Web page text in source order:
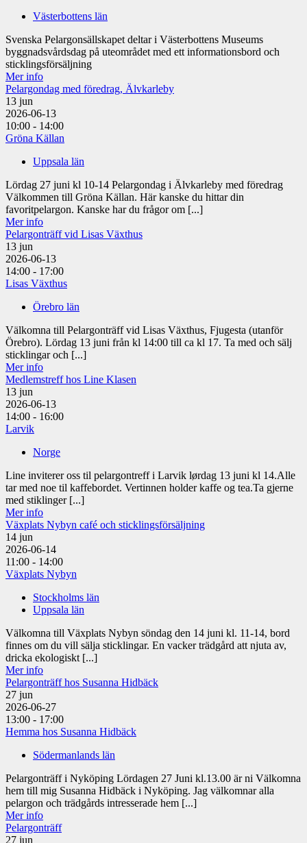
Västerbottens län
Svenska Pelargonsällskapet deltar i Västerbottens Museums
byggnadsvårdsdag på uteområdet med ett informationsbord och
sticklingsförsäljning
Mer info
Pelargondag med föredrag, Älvkarleby
13 jun
2026-06-13
10:00 - 14:00
Gröna Källan
Uppsala län
Lördag 27 juni kl 10-14 Pelargondag i Älvkarleby med föredrag
Välkommen till Gröna Källan. Här kanske du hittar din
favoritpelargon. Kanske har du frågor om [...]
Mer info
Pelargonträff vid Lisas Växthus
13 jun
2026-06-13
14:00 - 17:00
Lisas Växthus
Örebro län
Välkomna till Pelargonträff vid Lisas Växthus, Fjugesta (utanför
Örebro). Lördag 13 juni från kl 14:00 till ca kl 17. Ta med och sälj
sticklingar och [...]
Mer info
Medlemstreff hos Line Klasen
13 jun
2026-06-13
14:00 - 16:00
Larvik
Norge
Line inviterer oss til pelargontreff i Larvik lørdag 13 juni kl 14.Alle
tar med noe til kaffebordet. Vertinnen holder kaffe og tea.Ta gjerne
med stiklinger [...]
Mer info
Växplats Nybyn café och sticklingsförsäljning
14 jun
2026-06-14
11:00 - 14:00
Växplats Nybyn
Stockholms län
Uppsala län
Välkomna till Växplats Nybyn söndag den 14 juni kl. 11-14, bord
finnes om du vill sälja sticklingar. En vacker trädgård att njuta av,
dricka ekologiskt [...]
Mer info
Pelargonträff hos Susanna Hidbäck
27 jun
2026-06-27
13:00 - 17:00
Hemma hos Susanna Hidbäck
Södermanlands län
Pelargonträff i Nyköping Lördagen 27 Juni kl.13.00 är ni Välkomna
hem till mig Susanna Hidbäck i Nyköping. Jag välkomnar alla
pelargon och trädgårds intresserade hem [...]
Mer info
Pelargonträff
27 jun